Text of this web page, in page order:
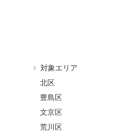
対象エリア
北区
豊島区
文京区
荒川区